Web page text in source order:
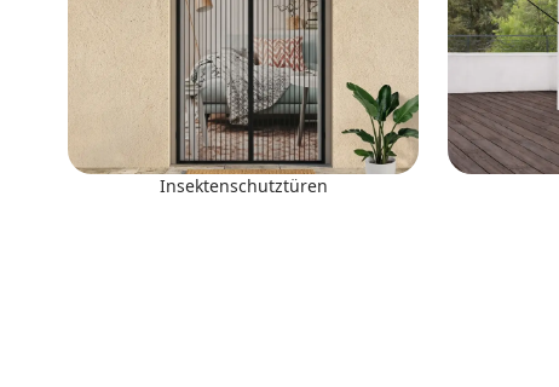
Insektenschutztüren